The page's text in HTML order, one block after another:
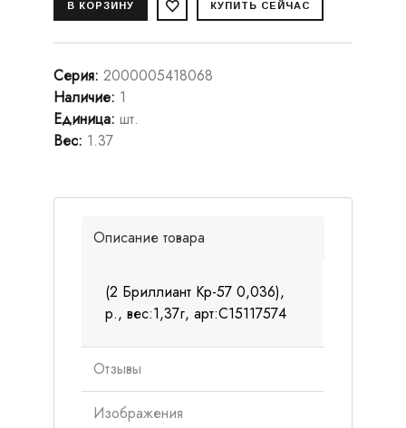
Серия: 2000005418068
Наличие: 1
Единица: шт.
Вес: 1.37
Описание товара
(2 Бриллиант Кр-57 0,036),
р., вес:1,37г, арт:С15117574
Отзывы
Изображения